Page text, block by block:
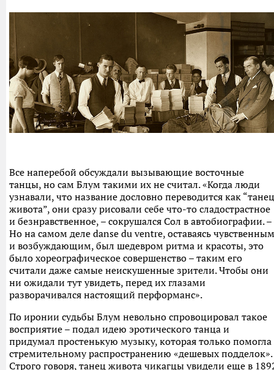
Все наперебой обсуждали вызывающие восточные
танцы, но сам Блум такими их не считал. «Когда люди
узнавали, что название дословно переводится как “танец
живота”, они сразу рисовали себе что-то сладострастное
и безнравственное, – сокрушался Сол в автобиографии. –
Но на самом деле danse du ventre, оставаясь чувственным
и возбуждающим, был шедевром ритма и красоты, это
было хореографическое совершенство – таким его
считали даже самые неискушенные зрители. Чтобы они
ни ожидали тут увидеть, перед их глазами
разворачивался настоящий перформанс».
По иронии судьбы Блум невольно спровоцировал такое
восприятие – подал идею эротического танца и
придумал простенькую музыку, которая только помогла
стремительному распространению «дешевых подделок».
Строго говоря, танец живота чикагцы увидели еще в